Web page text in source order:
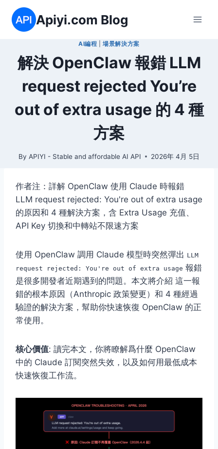
content
Apiyi.com Blog
AI編程 |場景解決方案
解決 OpenClaw 報錯 LLM
request rejected You’re
out of extra usage 的 4 種
方案
By APIYI - Stable and affordable AI API 2026年 4月 5日
作者注：詳解 OpenClaw 使用 Claude 時報錯
LLM request rejected: You're out of extra usage
的原因和 4 種解決方案，含 Extra Usage 充值、
API Key 切換和中轉站不限速方案
使用 OpenClaw 調用 Claude 模型時突然彈出 LLM
request rejected: You're out of extra usage 報錯
是很多開發者近期遇到的問題。本文將介紹 這一報
錯的根本原因（Anthropic 政策變更）和 4 種經過
驗證的解決方案 ，幫助你快速恢復 OpenClaw 的正
常使用。
核心價值: 讀完本文，你將瞭解爲什麼 OpenClaw
中的 Claude 訂閱突然失效，以及如何用最低成本
快速恢復工作流。